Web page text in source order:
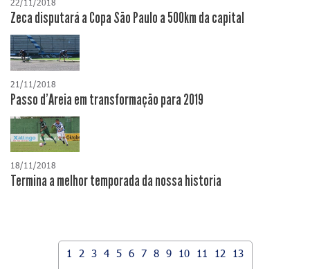
22/11/2018
Zeca disputará a Copa São Paulo a 500km da capital
21/11/2018
Passo d'Areia em transformação para 2019
18/11/2018
Termina a melhor temporada da nossa historia
1 2 3 4 5 6 7 8 9 10 11 12
13